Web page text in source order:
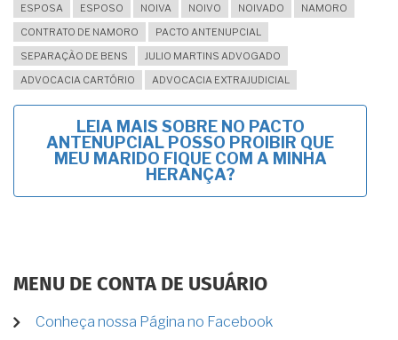
ESPOSA
ESPOSO NOIVA NOIVO NOIVADO
NAMORO
CONTRATO DE NAMORO
PACTO ANTENUPCIAL
SEPARAÇÃO DE BENS
JULIO MARTINS ADVOGADO
ADVOCACIA CARTÓRIO
ADVOCACIA EXTRAJUDICIAL
LEIA MAIS SOBRE NO PACTO
ANTENUPCIAL POSSO PROIBIR QUE
MEU MARIDO FIQUE COM A MINHA
HERANÇA?
MENU DE CONTA DE USUÁRIO
Conheça nossa Página no Facebook